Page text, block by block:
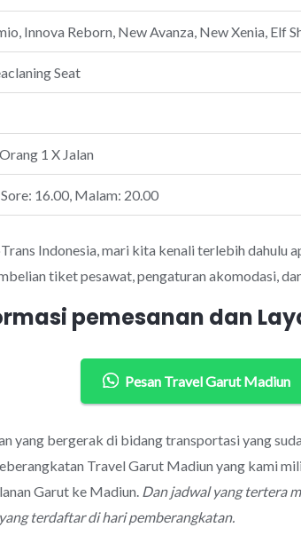
Innova Reborn, New Avanza, New Xenia, Elf
Seat
1 X Jalan
16.00, Malam: 20.00
Indonesia, mari kita kenali terlebih dahulu
tiket pesawat, pengaturan akomodasi,
pemesanan dan
Pesan Travel Garut Madiun
yang bergerak di bidang transportasi yang
Travel Garut Madiun yang kami
Garut ke Madiun. Dan jadwal yang tertera
terdaftar di hari pemberangkatan.